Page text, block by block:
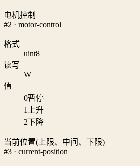
电机控制
#2 · motor-control
格式
uint8
读写
W
值
0暂停
1
上升
2下降
当前位置(上限、中间、下限)
#3 · current-position